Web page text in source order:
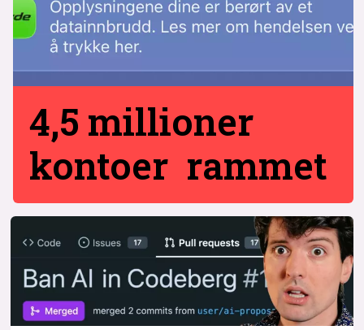
4,5 millioner
kontoer rammet